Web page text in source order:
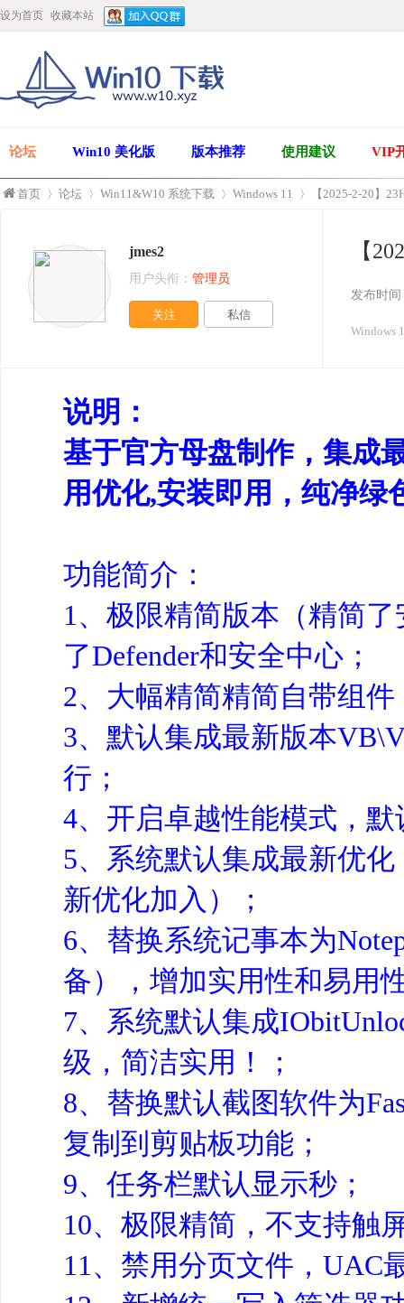
设为首页 收藏本站
论坛 Win10 美化版 版本推荐 使用建议 VIP
首页
»
论坛 Win11&W10 系统下载
›
Windows 11 【2025-2-20】
【
发布时间
Windows
jmes2
用户头衔： 管理员
关注 私信
说明：
基于官方母盘制作，集成
用优化,安装即用，纯净绿
功能简介：
1、极限精简版本（精简
了Defender和安全中心；
2、大幅精简精简自带组件
3、默认集成最新版本
行；
4、开启卓越性能模式，
5、系统默认集成最新优
新优化加入）；
6、替换系统记事本为
备），增加实用性和易用
7、系统默认集成
级，简洁实用！；
8、替换默认截图软件为
复制到剪贴板功能；
9、任务栏默认显示秒；
10、极限精简，不支持触
11、禁用分页文件，UAC